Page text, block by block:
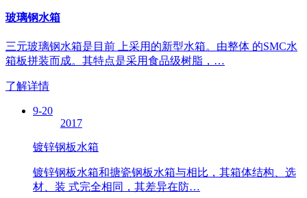
玻璃钢水箱
三元玻璃钢水箱是目前 上采用的新型水箱。由整体 的SMC水
箱板拼装而成。其特点是采用食品级树脂，…
了解详情
9-20
2017
镀锌钢板水箱
镀锌钢板水箱和搪瓷钢板水箱与相比，其箱体结构、选
材、装 式完全相同，其差异在防…